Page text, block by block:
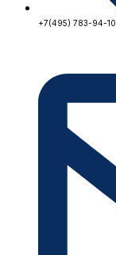
+7(495) 783-94-10